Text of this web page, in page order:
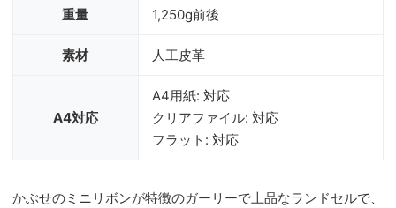
重量 1,250g前後
素材 人工皮革
A4対応
A4用紙: 対応
クリアファイル: 対応
フラット: 対応
かぶせのミニリボンが特徴のガーリーで上品なランドセルで、